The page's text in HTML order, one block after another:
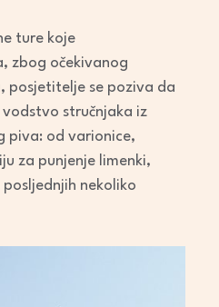
ture koje
zbog očekivanog
posjetitelje se poziva da
stručnjaka iz
piva: od varionice,
za punjenje limenki,
nekoliko